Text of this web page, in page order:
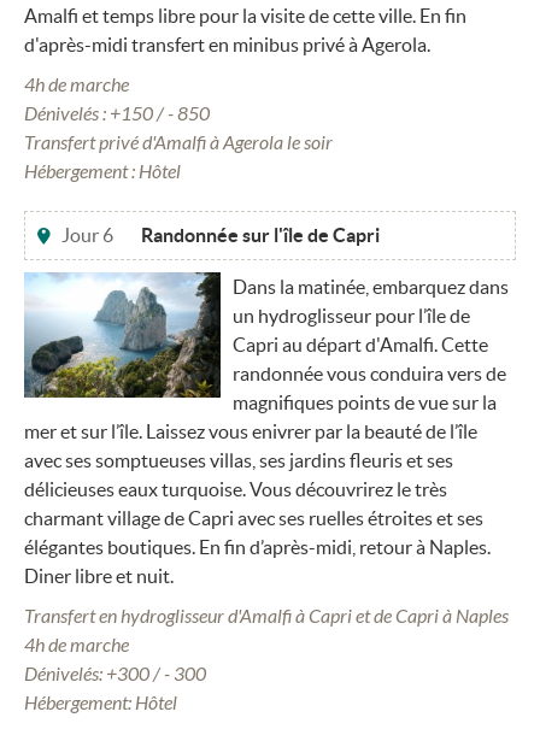
Amalfi et temps libre pour la visite de cette ville. En fin
d'après-midi transfert en minibus privé à Agerola.
4h de marche
Dénivelés : +150 / - 850
Transfert privé d'Amalfi à Agerola le soir
Hébergement : Hôtel
Jour 6 Randonnée sur l'île de Capri
Dans la matinée, embarquez dans
un hydroglisseur pour l’île de
Capri au départ d'Amalfi. Cette
randonnée vous conduira vers de
magnifiques points de vue sur la
mer et sur l’île. Laissez vous enivrer par la beauté de l’île
avec ses somptueuses villas, ses jardins fleuris et ses
délicieuses eaux turquoise. Vous découvrirez le très
charmant village de Capri avec ses ruelles étroites et ses
élégantes boutiques. En fin d’après-midi, retour à Naples.
Diner libre et nuit.
Transfert en hydroglisseur d'Amalfi à Capri et de Capri à Naples
4h de marche
Dénivelés: +300 / - 300
Hébergement: Hôtel